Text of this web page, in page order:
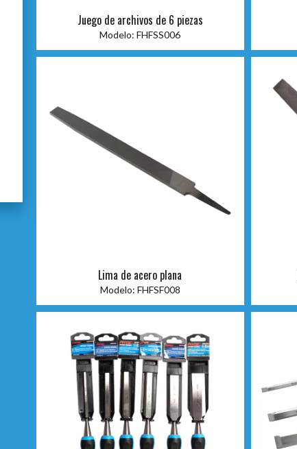
Juego de archivos de 6 piezas
Modelo: FHFSS006
Lima de acero plana
Modelo: FHFSF008